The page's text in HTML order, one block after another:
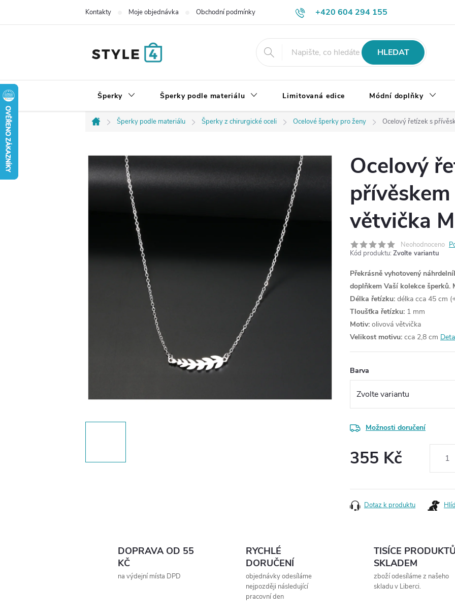
+420 604 294 155
Kontakty Moje objednávka Obchodní podmínky Výměna, vrácení a reklamace zboží
HLEDAT
Šperky Šperky podle materiálu Limitovaná edice Módní doplňky
Domů
Šperky podle materiálu Šperky z chirurgické oceli Ocelové šperky pro ženy Ocelový řetízek s
Ocelový
větvička
Neohodnoceno
Kód produktu: Zvolte variantu
Překrásně vyhotovený
doplňkem Vaší kolekce šperků.
Délka řetízku: délka cca 45 cm
Tloušťka řetízku: 1 mm
Motiv: olivová větvička
Velikost motivu: cca 2,8 cm
Barva
Možnosti doručení
355 Kč
Dotaz k produktu
DOPRAVA OD 55
KČ
na výdejní místa DPD
RYCHLÉ
DORUČENÍ
objednávky odesíláme
nejpozději následující
pracovní den
TISÍCE
SKLADEM
zboží odesíláme z našeho
skladu v Liberci.